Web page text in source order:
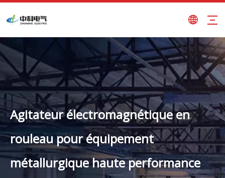
Agitateur électromagnétique en
rouleau pour équipement
métallurgique haute performance